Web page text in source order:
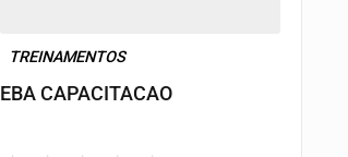
TREINAMENTOS
EBA CAPACITACAO